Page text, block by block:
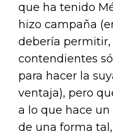
que ha tenido
hizo campaña
debería permitir,
contendientes
para hacer la
ventaja), pero
a lo que hace un
de una forma